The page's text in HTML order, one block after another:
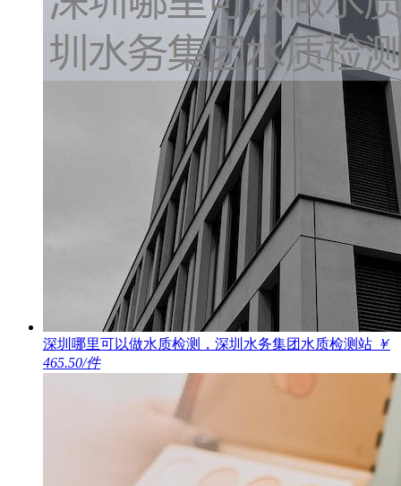
深圳哪里可以做水质检测，深圳水务集团水质检测站 ￥
465.50/件